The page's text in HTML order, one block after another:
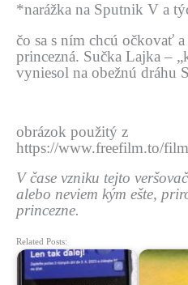
*narážka na Sputnik V a
čo sa s ním chcú očkovať
princezná. Sučka Lajka –
vyniesol na obežnú dráhu
obrázok použitý z
https://www.freefilm.to/
V čase vzniku tejto
alebo neviem kým ešte,
princezne.
Related Posts: